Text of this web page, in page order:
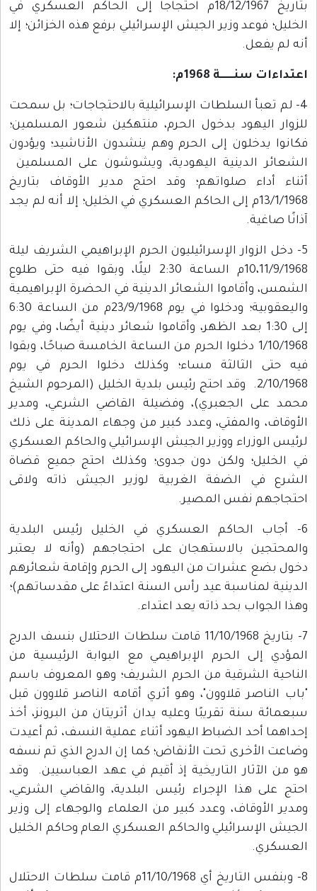
بتاريخ 18/12/1967م احتجاجا إلى الحاكم العسكري في
الخليل؛ فوعد وزير الجيش الإسرائيلي برفع هذه الخزائن؛ إلا
أنه لم يفعل.
اعتداءات سنــــــة 1968م:
4- لم تعبأ السلطات الإسرائيلية بالاحتجاجات؛ بل سمحت
للزوار اليهود بدخول الحرم، منتهكين شعور المسلمين؛
فكانوا يدخلون إلى الحرم وهم ينشدون الأناشيد؛ ويؤدون
الشعائر الدينية اليهودية، ويشوشون على المسلمين
أثناء أداء صلواتهم؛ وقد احتج مدير الأوقاف بتاريخ
13/1/1968م إلى الحاكم العسكري في الخليل؛ إلا أنه لم يجد
آذانًا صاغية.
5- دخل الزوار الإسرائيليون الحرم الإبراهيمي الشريف ليلة
10،11/9/1968م الساعة 2:30 ليلًا، وبقوا فيه حتى طلوع
الشمس، وأقاموا الشعائر الدينية في الحضرة الإبراهيمية
واليعقوبية؛ ودخلوا في يوم 23/9/1968م من الساعة 6:30
إلى 1:30 بعد الظهر، وأقاموا شعائر دينية أيضًا، وفي يوم
1/10/1968 دخلوا الحرم من الساعة الخامسة صباحًا، وبقوا
فيه حتى الثالثة مساء؛ وكذلك دخلوا الحرم في يوم
2/10/1968. وقد احتج رئيس بلدية الخليل (المرحوم الشيخ
محمد على الجعبري)، وفضيلة القاضي الشرعي، ومدير
الأوقاف، والمفتي، وعدد كبير من وجهاء المدينة على ذلك
لرئيس الوزراء ووزير الجيش الإسرائيلي والحاكم العسكري
في الخليل؛ ولكن دون جدوى؛ وكذلك احتج جميع قضاة
الشرع في الضفة الغربية لوزير الجيش ذاته ولاقى
احتجاجهم نفس المصير.
6- أجاب الحاكم العسكري في الخليل رئيس البلدية
والمحتجين بالاستهجان على احتجاجهم (وأنه لا يعتبر
دخول بضع عشرات من اليهود إلى الحرم وإقامة شعائرهم
الدينية لمناسبة عيد رأس السنة اعتداءً على مقدساتهم)؛
وهذا الجواب بحد ذاته يعد اعتداء.
7- بتاريخ 11/10/1968 قامت سلطات الاحتلال بنسف الدرج
المؤدي إلى الحرم الإبراهيمي مع البوابة الرئيسية من
الناحية الشرقية من الحرم الشريف؛ وهو المعروف باسم
"باب الناصر قلاوون"، وهو أثري أقامه الناصر قلاوون قبل
سبعمائة سنة تقريبًا وعليه يدان أثريتان من البرونز، أخذ
إحداهما أحد الضباط اليهود أثناء عملية النسف، ثم أعيدت
وضاعت الأخرى تحت الأنقاض؛ كما إن الدرج الذي تم نسفه
هو من الآثار التاريخية إذ أقيم في عهد العباسيين. وقد
احتج على هذا الإجراء رئيس البلدية، والقاضي الشرعي،
ومدير الأوقاف، وعدد كبير من العلماء والوجهاء إلى وزير
الجيش الإسرائيلي والحاكم العسكري العام وحاكم الخليل
العسكري.
8- وبنفس التاريخ أي 11/10/1968م قامت سلطات الاحتلال